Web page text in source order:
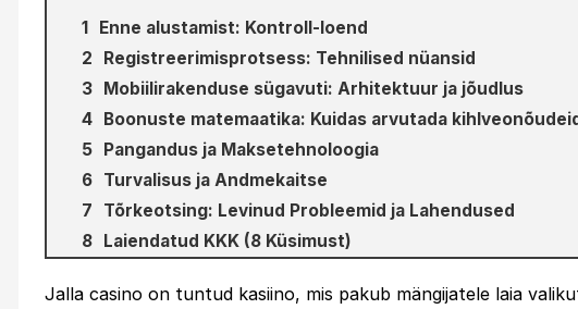
Enne alustamist: Kontroll-loend
Registreerimisprotsess: Tehnilised nüansid
Mobiilirakenduse sügavuti: Arhitektuur ja jõudlus
Boonuste matemaatika: Kuidas arvutada kihlveonõudeid
Pangandus ja Maksetehnoloogia
Turvalisus ja Andmekaitse
Tõrkeotsing: Levinud Probleemid ja Lahendused
Laiendatud KKK (8 Küsimust)
Jalla casino on tuntud kasiino, mis pakub mängijatele laia